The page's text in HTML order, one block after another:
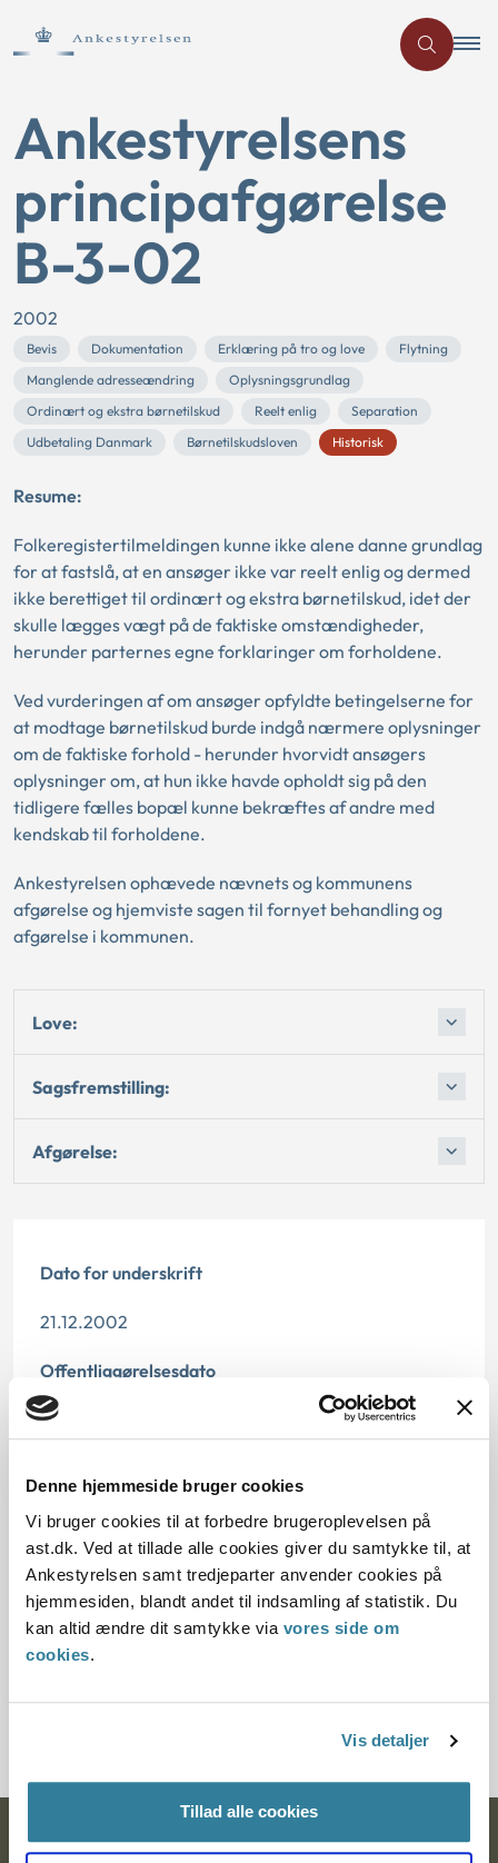
Denne hjemmeside bruger cookies
Vi bruger cookies til at forbedre brugeroplevelsen på
ast.dk. Ved at tillade alle cookies giver du samtykke til, at
Ankestyrelsen samt tredjeparter anvender cookies på
hjemmesiden, blandt andet til indsamling af statistik. Du
kan altid ændre dit samtykke via vores side om
cookies.
Vis detaljer
Tillad alle cookies
Ankestyrelsens
principafgørelse
B-3-02
2002
Bevis Dokumentation Erklæring på tro og love
Flytning
Manglende adresseændring
Oplysningsgrundlag
Ordinært og ekstra børnetilskud
Reelt enlig
Separation
Udbetaling Danmark
Børnetilskudsloven Historisk
Resume:
Folkeregistertilmeldingen kunne ikke alene danne grundlag
for at fastslå, at en ansøger ikke var reelt enlig og dermed
ikke berettiget til ordinært og ekstra børnetilskud, idet der
skulle lægges vægt på de faktiske omstændigheder,
herunder parternes egne forklaringer om forholdene.
Ved vurderingen af om ansøger opfyldte betingelserne for
at modtage børnetilskud burde indgå nærmere oplysninger
om de faktiske forhold - herunder hvorvidt ansøgers
oplysninger om, at hun ikke havde opholdt sig på den
tidligere fælles bopæl kunne bekræftes af andre med
kendskab til forholdene.
Ankestyrelsen ophævede nævnets og kommunens
afgørelse og hjemviste sagen til fornyet behandling og
afgørelse i kommunen.
Love:
Sagsfremstilling:
Afgørelse:
Dato for underskrift
21.12.2002
Offentliggørelsesdato
10.07.2013
2013, da den er erstattet af principafgørelse 9-13 og
11-13.
Paragraf
§ 2 § 3
Ankestyrelsen